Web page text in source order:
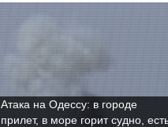
Атака на Одессу: в городе
прилет, в море горит судно,